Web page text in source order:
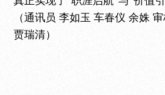
（通讯员 李如玉 车春仪 余姝
贾瑞清）